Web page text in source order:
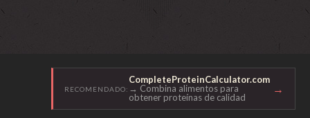
RECOMENDADO:
CompleteProteinCalculator.com
→ Combina alimentos para
obtener proteínas de calidad
→